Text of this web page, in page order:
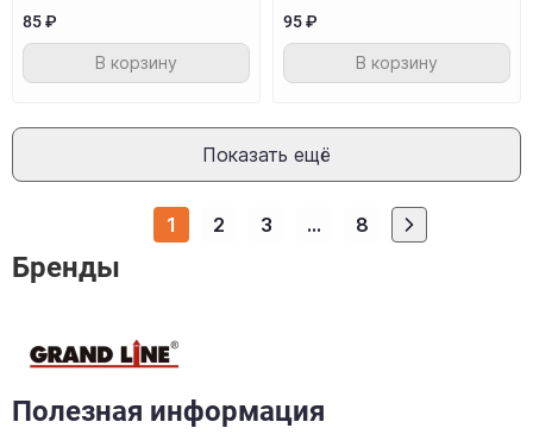
85 ₽
В корзину
95 ₽
В корзину
Показать ещё
1 2 3 ... 8
Бренды
Полезная информация